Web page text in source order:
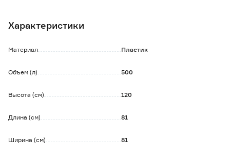
клапаном. В нижней части - штуцер 1' и штуцер 3/4'. В
d34 мм.
- высокая износостойкость;
емкости;
неподготовленную поверхность);
- отсутствие неприятных запахов;
Характеристики
Материал Пластик
Объем (л) 500
Высота (см) 120
Длина (см) 81
Ширина (см) 81